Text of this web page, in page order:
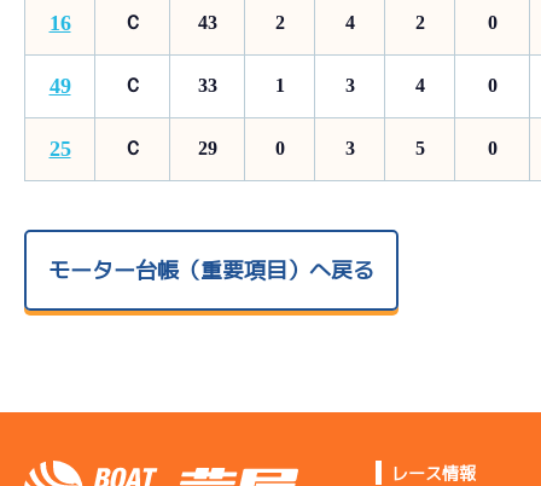
16 Ｃ 43 2 4 2 0
49 Ｃ 33 1 3 4 0
25 Ｃ 29 0 3 5 0
モーター台帳（重要項目）へ戻る
レース情報